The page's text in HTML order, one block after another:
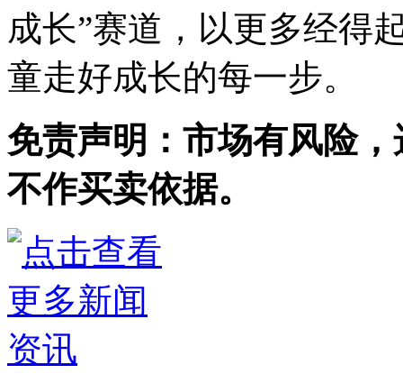
成长”赛道，以更多经得
童走好成长的每一步。
免责声明：市场有风险
不作买卖依据。